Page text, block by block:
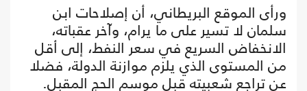
ورأى الموقع البريطاني، أن إصلاحات ابن
سلمان لا تسير على ما يرام، وآخر عقباته،
الانخفاض السريع في سعر النفط، إلى أقل
من المستوى الذي يلزم موازنة الدولة، فضلا
عن تراجع شعبيته قبل موسم الحج المقبل.